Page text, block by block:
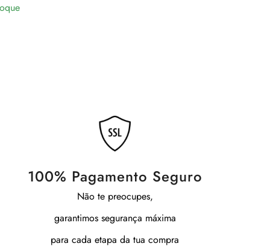
100% Pagamento Seguro
Não te preocupes,
garantimos segurança máxima
para cada etapa da tua compra